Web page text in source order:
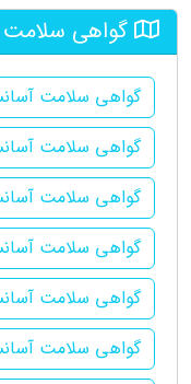
گواهی
گواهی سلامت
گواهی سلامت
گواهی سلامت
گواهی سلامت
گواهی سلامت
گواهی سلامت